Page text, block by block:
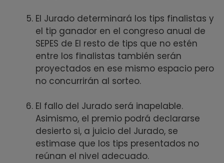
El Jurado determinará los tips finalistas y
el tip ganador en el congreso anual de
SEPES de El resto de tips que no estén
entre los finalistas también serán
proyectados en ese mismo espacio pero
no concurrirán al sorteo.
El fallo del Jurado será inapelable.
Asimismo, el premio podrá declararse
desierto si, a juicio del Jurado, se
estimase que los tips presentados no
reúnan el nivel adecuado.